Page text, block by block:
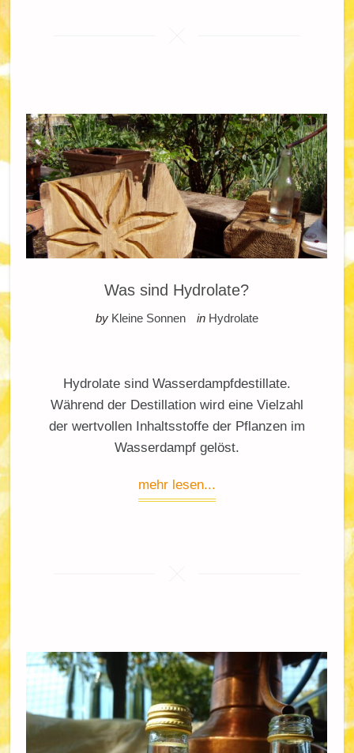
Was sind Hydrolate?
by Kleine Sonnen in Hydrolate
Hydrolate sind Wasserdampfdestillate.
Während der Destillation wird eine Vielzahl
der wertvollen Inhaltsstoffe der Pflanzen im
Wasserdampf gelöst.
mehr lesen...